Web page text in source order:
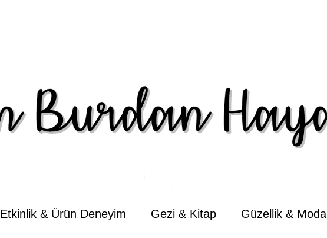
Etkinlik & Ürün Deneyim Gezi & Kitap Güzellik & Moda